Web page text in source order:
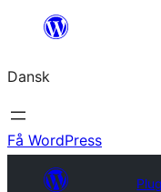
Spring
indhold
Dansk
Få WordPress